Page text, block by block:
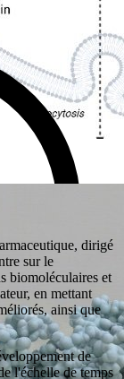
Therapy and
design
dirigé
sur le
biomoléculaires et
en mettant
ainsi que
de
l'échelle de temps